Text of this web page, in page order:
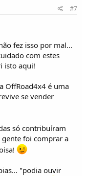
#7
fez isso por mal...
com estes
isto aqui!
OffRoad4x4 é uma
se vender
só contribuíram
foi comprar a
"podia ouvir